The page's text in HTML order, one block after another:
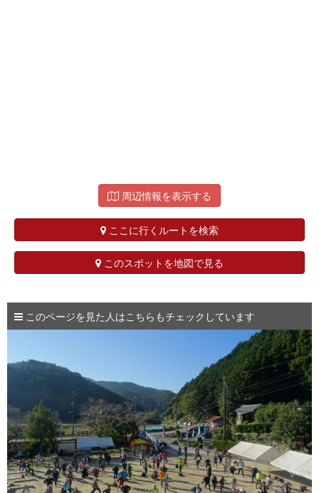
周辺情報を表示する
ここに行くルートを検索
このスポットを地図で見る
このページを見た人はこちらもチェックしています